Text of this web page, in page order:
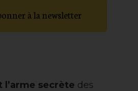
à la newsletter
l’arme secrète des